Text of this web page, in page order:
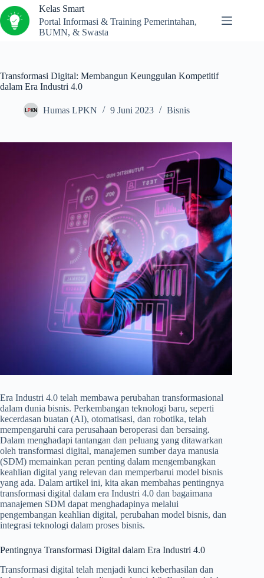
Kelas Smart
Portal Informasi & Training Pemerintahan,
BUMN, & Swasta
Transformasi Digital: Membangun Keunggulan Kompetitif
dalam Era Industri 4.0
Humas LPKN 9 Juni 2023 Bisnis
Era Industri 4.0 telah membawa perubahan transformasional
dalam dunia bisnis. Perkembangan teknologi baru, seperti
kecerdasan buatan (AI), otomatisasi, dan robotika, telah
mempengaruhi cara perusahaan beroperasi dan bersaing.
Dalam menghadapi tantangan dan peluang yang ditawarkan
oleh transformasi digital, manajemen sumber daya manusia
(SDM) memainkan peran penting dalam mengembangkan
keahlian digital yang relevan dan memperbarui model bisnis
yang ada. Dalam artikel ini, kita akan membahas pentingnya
transformasi digital dalam era Industri 4.0 dan bagaimana
manajemen SDM dapat menghadapinya melalui
pengembangan keahlian digital, perubahan model bisnis, dan
integrasi teknologi dalam proses bisnis.
Pentingnya Transformasi Digital dalam Era Industri 4.0
Transformasi digital telah menjadi kunci keberhasilan dan